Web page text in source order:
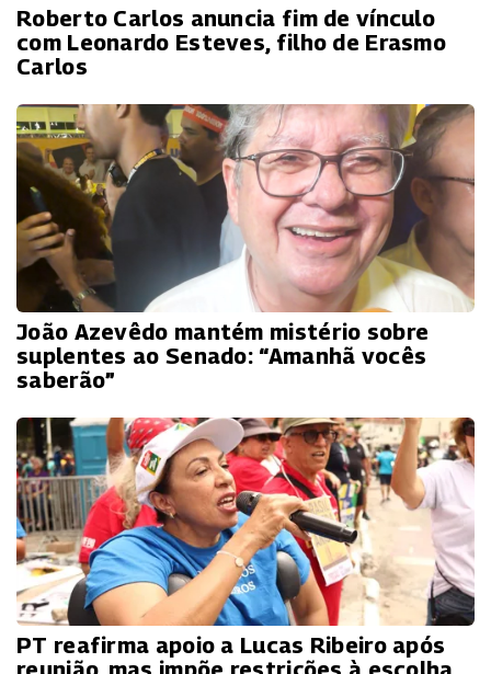
Roberto Carlos anuncia fim de vínculo
com Leonardo Esteves, filho de Erasmo
Carlos
João Azevêdo mantém mistério sobre
suplentes ao Senado: “Amanhã vocês
saberão”
PT reafirma apoio a Lucas Ribeiro após